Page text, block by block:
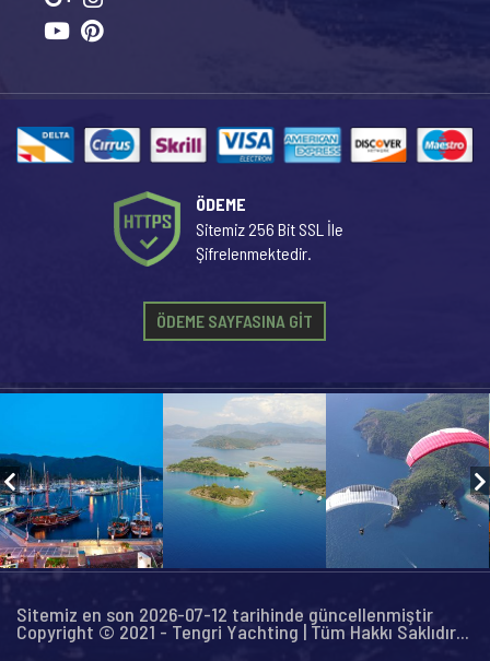
ÖDEME
Sitemiz 256 Bit SSL İle
Şifrelenmektedir.
ÖDEME SAYFASINA GİT
Sitemiz en son 2026-07-12 tarihinde güncellenmiştir
Copyright © 2021 - Tengri Yachting | Tüm Hakkı Saklıdır...